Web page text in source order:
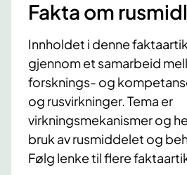
Fakta om
Innholdet i denne
gjennom et samarbeid
forsknings- og
og rusvirkninger. Tema er
virkningsmekanismer og
bruk av rusmiddelet og
Følg lenke til flere